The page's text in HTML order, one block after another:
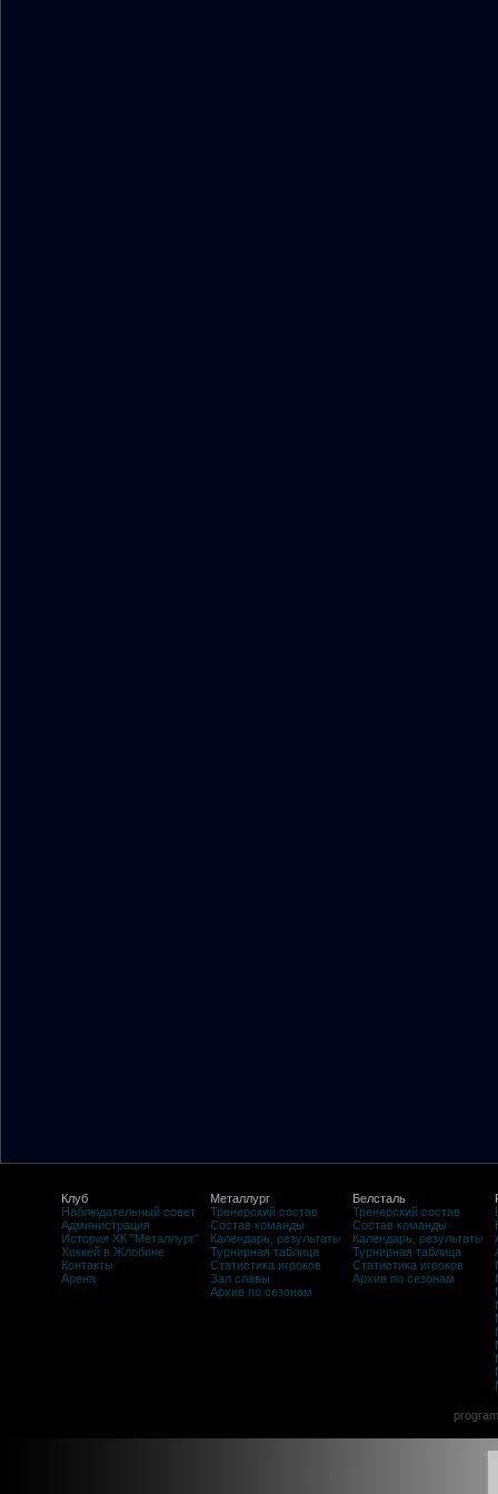
Клуб
Наблюдательный совет
Администрация
История ХК "Металлург"
Хоккей в Жлобине
Контакты
Арена
Металлург
Тренерский состав
Состав команды
Календарь, результаты
Турнирная таблица
Статистика игроков
Зал славы
Архив по сезонам
Белсталь
Тренерский состав
Состав команды
Календарь, результаты
Турнирная таблица
Статистика игроков
Архив по сезонам